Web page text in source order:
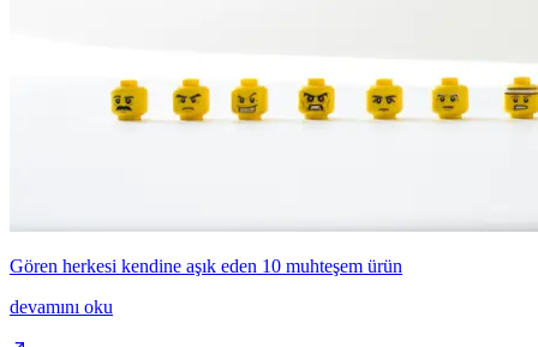
Gören herkesi kendine aşık eden 10 muhteşem ürün
devamını oku